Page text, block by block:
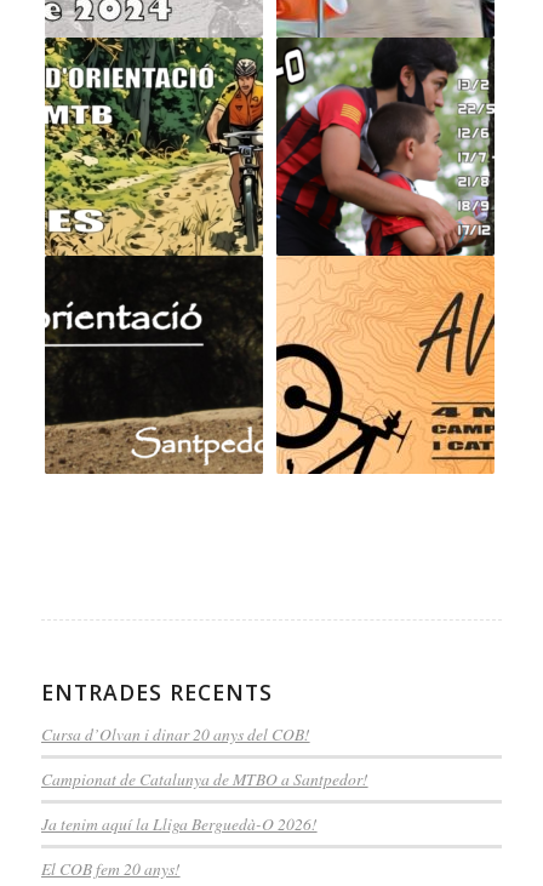
ENTRADES RECENTS
Cursa d’Olvan i dinar 20 anys del COB!
Campionat de Catalunya de MTBO a Santpedor!
Ja tenim aquí la Lliga Berguedà-O 2026!
El COB fem 20 anys!